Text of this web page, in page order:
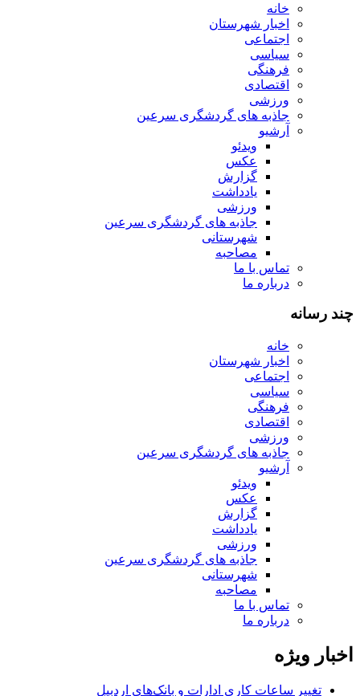
خانه
اخبار شهرستان
اجتماعی
سیاسی
فرهنگی
اقتصادی
ورزشی
جاذبه های گردشگری سرعین
آرشیو
ویدئو
عکس
گزارش
یادداشت
ورزشی
جاذبه های گردشگری سرعین
شهرستانی
مصاحبه
تماس با ما
درباره ما
چند رسانه
خانه
اخبار شهرستان
اجتماعی
سیاسی
فرهنگی
اقتصادی
ورزشی
جاذبه های گردشگری سرعین
آرشیو
ویدئو
عکس
گزارش
یادداشت
ورزشی
جاذبه های گردشگری سرعین
شهرستانی
مصاحبه
تماس با ما
درباره ما
اخبار ویژه
تغییر ساعات کاری ادارات و بانک‌های اردبیل